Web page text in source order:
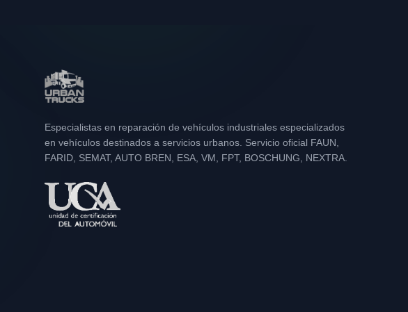
Especialistas en reparación de vehículos industriales especializados
en vehículos destinados a servicios urbanos. Servicio oficial FAUN,
FARID, SEMAT, AUTO BREN, ESA, VM, FPT, BOSCHUNG, NEXTRA.